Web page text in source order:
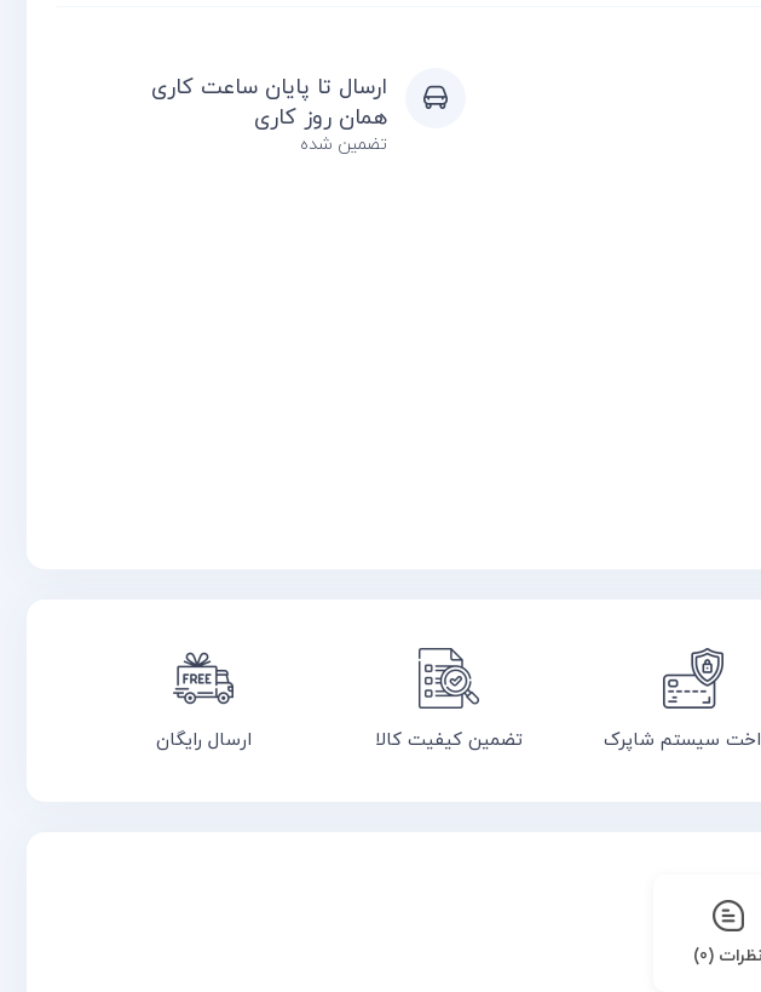
ارسال تا پایان ساعت کاری
همان روز کاری
تضمین شده
سیستم شاپرک تضمین کیفیت کالا ارسال رایگان
نظرات (0)